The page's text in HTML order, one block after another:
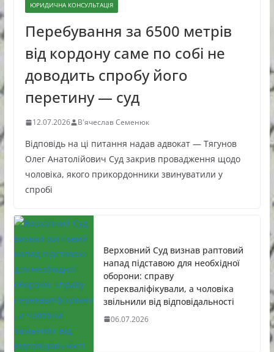
ЮРИДИЧНА КОНСУЛЬТАЦІЯ
Перебування за 6500 метрів
від кордону саме по собі не
доводить спробу його
перетину — суд
12.07.2026 В'ячеслав Семенюк
Відповідь на ці питання надав адвокат — Тягунов
Олег Анатолійович Суд закрив провадження щодо
чоловіка, якого прикордонники звинуватили у
спробі
Верховний Суд визнав раптовий
напад підставою для необхідної
оборони: справу
перекваліфікували, а чоловіка
звільнили від відповідальності
06.07.2026